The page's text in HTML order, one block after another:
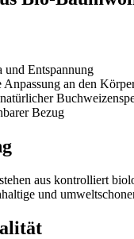
und Entspannung
an den
Bezug
aus kontrolliert
und